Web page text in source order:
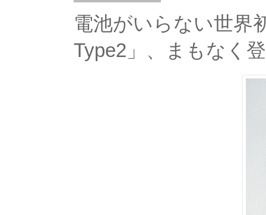
電池がいらない世界
Type2」、まもなく